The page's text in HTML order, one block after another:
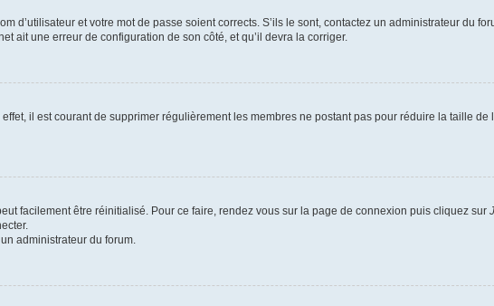
d’utilisateur et votre mot de passe soient corrects. S’ils le sont, contactez un administrateur du
ait une erreur de configuration de son côté, et qu’il devra la corriger.
il est courant de supprimer régulièrement les membres ne postant pas pour réduire la taille
facilement être réinitialisé. Pour ce faire, rendez vous sur la page de connexion puis cliquez sur
administrateur du forum.